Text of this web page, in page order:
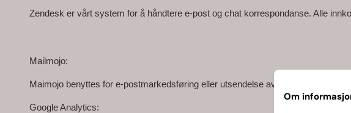
Zendesk er vårt system for å håndtere e-post og chat korrespondanse. Alle
Mailmojo:
Maimojo benyttes for e-postmarkedsføring eller utsendelse av nyhetsbrev. Navn
Google Analytics:
Om